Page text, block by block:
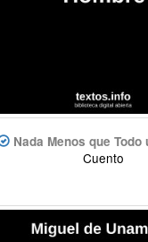
Nada Menos que Todo
Cuento